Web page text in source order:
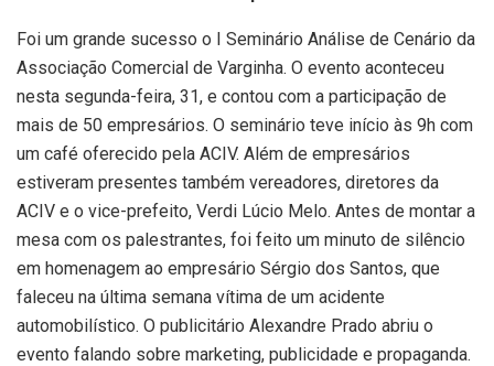
Foi um grande sucesso o I Seminário Análise de Cenário da
Associação Comercial de Varginha. O evento aconteceu
nesta segunda-feira, 31, e contou com a participação de
mais de 50 empresários. O seminário teve início às 9h com
um café oferecido pela ACIV. Além de empresários
estiveram presentes também vereadores, diretores da
ACIV e o vice-prefeito, Verdi Lúcio Melo. Antes de montar a
mesa com os palestrantes, foi feito um minuto de silêncio
em homenagem ao empresário Sérgio dos Santos, que
faleceu na última semana vítima de um acidente
automobilístico. O publicitário Alexandre Prado abriu o
evento falando sobre marketing, publicidade e propaganda.